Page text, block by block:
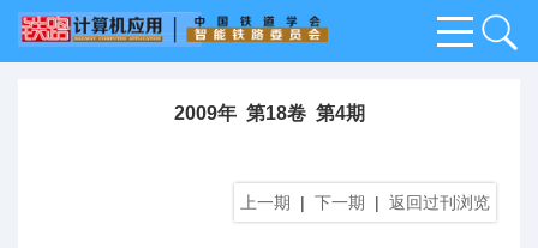
2009年 第18卷 第4期
上一期 | 下一期 | 返回过刊浏览